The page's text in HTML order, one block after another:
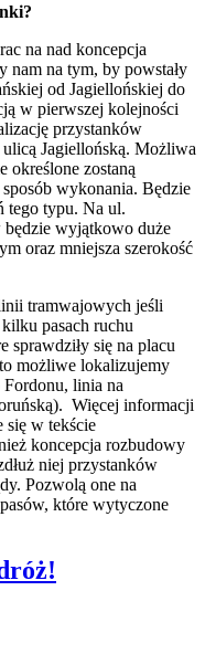
na nad koncepcja
nam na tym, by powstały
od Jagiellońskiej do
w pierwszej kolejności
przystanków
Jagiellońską. Możliwa
określone zostaną
wykonania. Będzie
tego typu. Na ul.
wyjątkowo duże
oraz mniejsza szerokość
tramwajowych jeśli
pasach ruchu
sprawdziły się na placu
możliwe lokalizujemy
linia na
Więcej informacji
w tekście
koncepcja rozbudowy
niej przystanków
Pozwolą one na
które wytyczone